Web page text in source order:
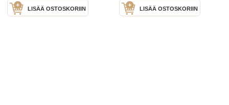
LISÄÄ OSTOSKORIIN LISÄÄ OSTOSKORIIN